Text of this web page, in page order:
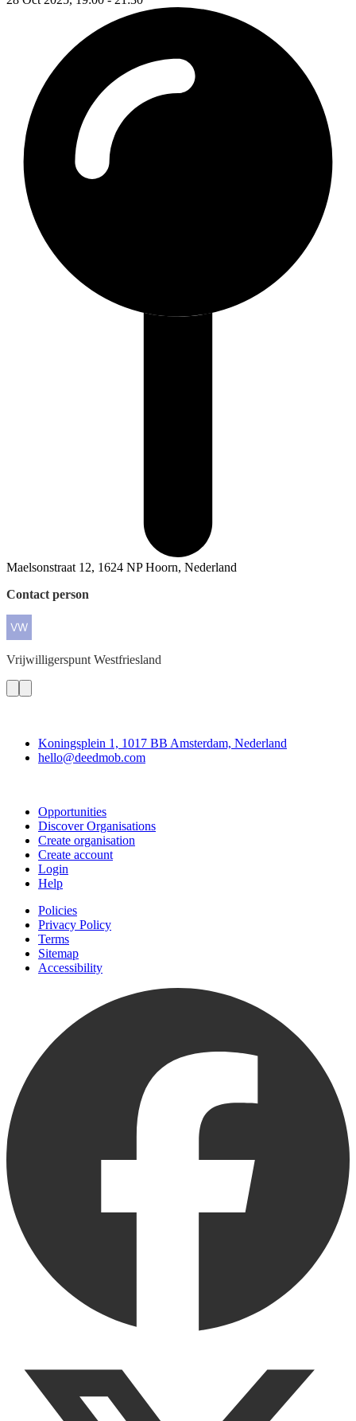
Maelsonstraat 12, 1624 NP Hoorn, Nederland
Contact person
Vrijwilligerspunt Westfriesland
Koningsplein 1, 1017 BB Amsterdam, Nederland
hello@deedmob.com
Opportunities
Discover Organisations
Create organisation
Create account
Login
Help
Policies
Privacy Policy
Terms
Sitemap
Accessibility